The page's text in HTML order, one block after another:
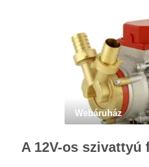
Webáruház
A 12V-os szivattyú